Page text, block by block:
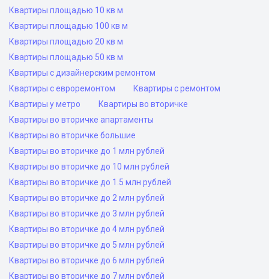
Квартиры площадью 10 кв м
Квартиры площадью 100 кв м
Квартиры площадью 20 кв м
Квартиры площадью 50 кв м
Квартиры с дизайнерским ремонтом
Квартиры с евроремонтом
Квартиры с ремонтом
Квартиры у метро
Квартиры во вторичке
Квартиры во вторичке апартаменты
Квартиры во вторичке большие
Квартиры во вторичке до 1 млн рублей
Квартиры во вторичке до 10 млн рублей
Квартиры во вторичке до 1.5 млн рублей
Квартиры во вторичке до 2 млн рублей
Квартиры во вторичке до 3 млн рублей
Квартиры во вторичке до 4 млн рублей
Квартиры во вторичке до 5 млн рублей
Квартиры во вторичке до 6 млн рублей
Квартиры во вторичке до 7 млн рублей